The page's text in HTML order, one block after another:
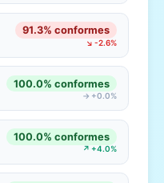
91.3% conformes
↘ -2.6%
100.0% conformes
→ +0.0%
100.0% conformes
↗ +4.0%